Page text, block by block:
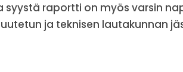
syystä raportti on myös varsin
ja teknisen lautakunnan